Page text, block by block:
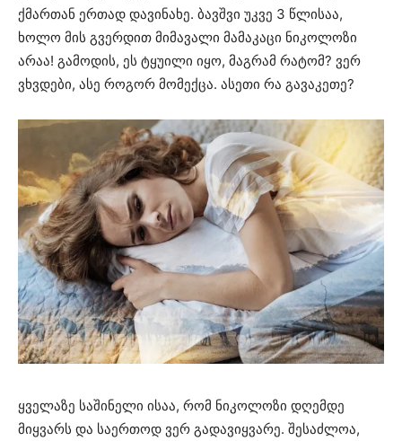
ქმართან ერთად დავინახე. ბავშვი უკვე 3 წლისაა,
ხოლო მის გვერდით მიმავალი მამაკაცი ნიკოლოზი
არაა! გამოდის, ეს ტყუილი იყო, მაგრამ რატომ? ვერ
ვხვდები, ასე როგორ მომექცა. ასეთი რა გავაკეთე?
ყველაზე საშინელი ისაა, რომ ნიკოლოზი დღემდე
მიყვარს და საერთოდ ვერ გადავიყვარე. შესაძლოა,